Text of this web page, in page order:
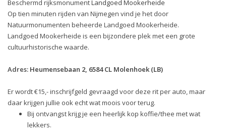
Beschermd rijksmonumentLandgoed Mookerheide
Op tien minuten rijden van Nijmegen vind je het door
Natuurmonumenten beheerde Landgoed Mookerheide.
Landgoed Mookerheide is een bijzondere plek met een grote
cultuurhistorische waarde.
Adres: Heumensebaan 2, 6584 CL Molenhoek (LB)
Er wordt €15,- inschrijfgeld gevraagd voor deze rit per auto, maar
daar krijgen jullie ook echt wat moois voor terug.
Bij ontvangst krijg je een heerlijk kop koffie/thee met wat
lekkers.